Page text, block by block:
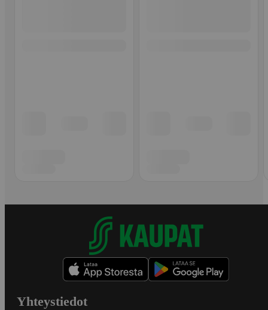
Yhteystiedot